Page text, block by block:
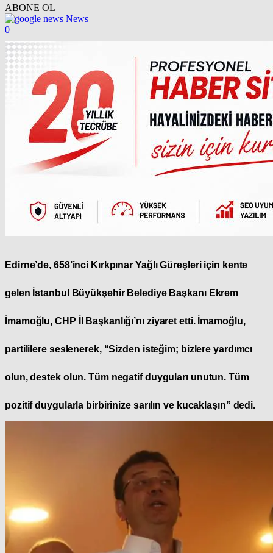
ABONE OL
News
0
Edirne’de, 658’inci Kırkpınar Yağlı Güreşleri için kente
gelen İstanbul Büyükşehir Belediye Başkanı Ekrem
İmamoğlu, CHP İl Başkanlığı’nı ziyaret etti. İmamoğlu,
partililere seslenerek, “Sizden isteğim; bizlere yardımcı
olun, destek olun. Tüm negatif duyguları unutun. Tüm
pozitif duygularla birbirinize sarılın ve kucaklaşın” dedi.